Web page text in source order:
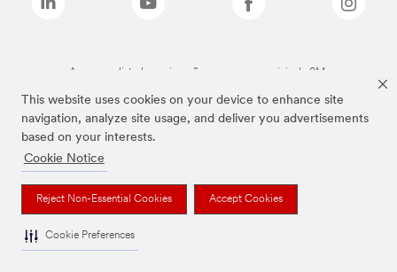
This website uses cookies on your device to enhance site
navigation, analyze site usage, and deliver you advertisements
based on your interests.
Cookie Notice
Reject Non-Essential Cookies Accept Cookies
Cookie Preferences
As marcas listadas a cima são marcas comerciais da 3M.